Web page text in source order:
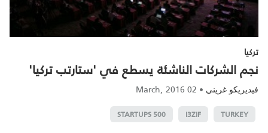
تركيا
نجم الشركات الناشئة يسطع في 'ستارتب تركيا'‎
فيديريكو غريني •
02 March, 2016
TURKEY
I3ZIF
500 STARTUPS